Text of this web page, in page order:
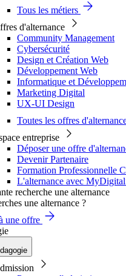
Tous les métiers
d'alternance
Community Management
Cybersécurité
Design et Création Web
Développement Web
Informatique et
Marketing Digital
UX-UI Design
Toutes les offres
entreprise
Déposer une offre
Devenir Partenaire
Formation Professionnelle
L'alternance avec
une alternance ?
une offre